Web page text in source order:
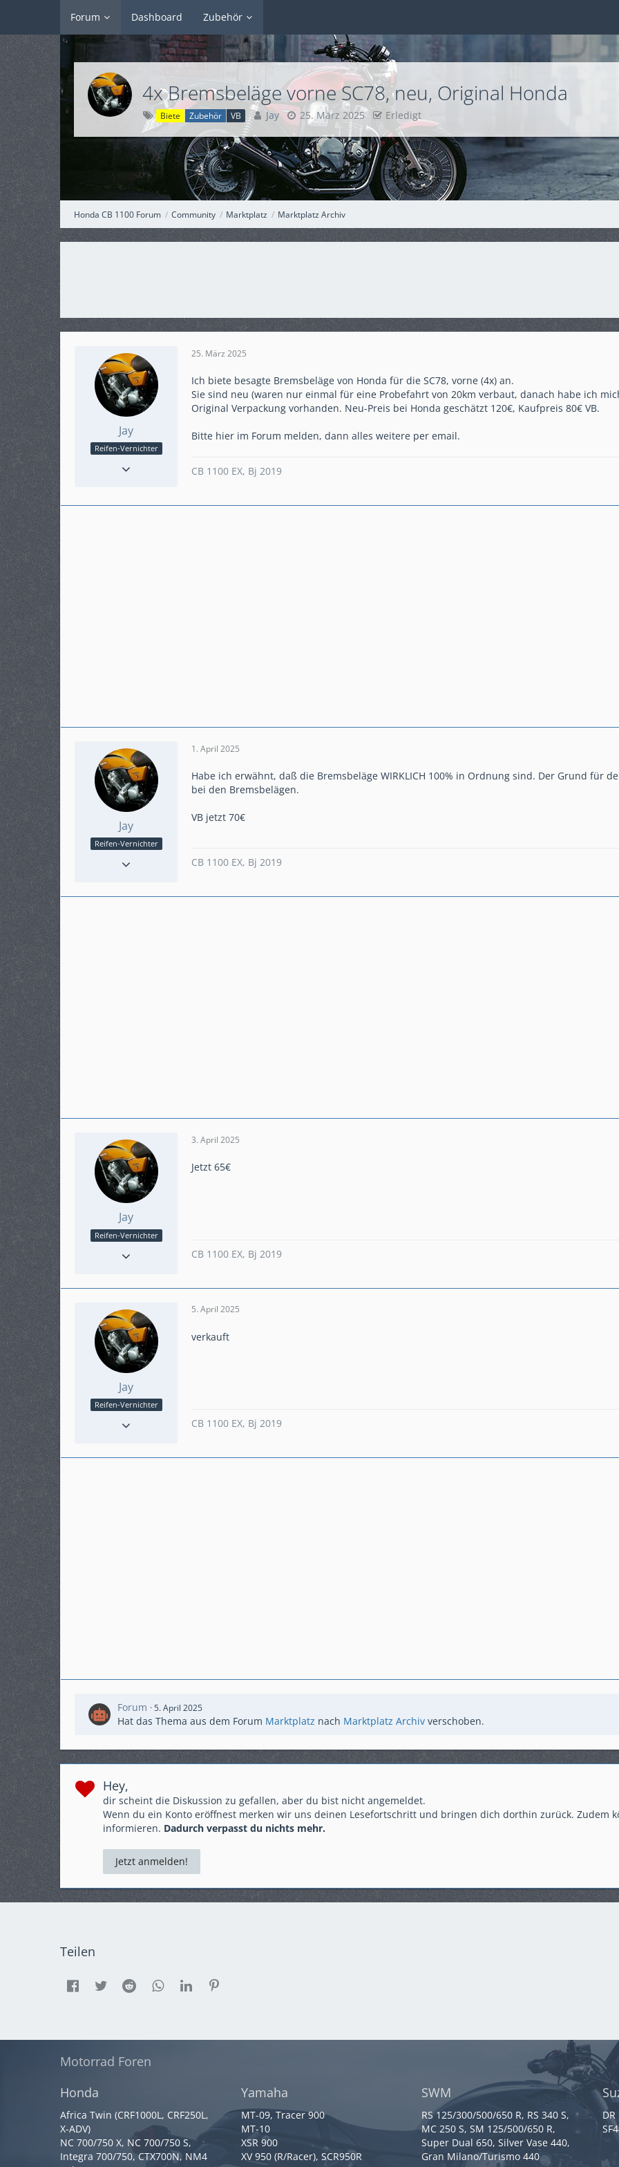
Forum Dashboard Zubehör
Honda CB 1100 Forum Community Marktplatz Marktplatz Archiv
4x Bremsbeläge vorne SC78, neu, Original Honda
Biete Zubehör VB Jay 25. März 2025 Erledigt
Jay
Reifen-Vernichter
Karteneintrag
nein
25. März 2025
Ich biete besagte Bremsbeläge von Honda für die SC78, vorne (4x) an.
Sie sind neu (waren nur einmal für eine Probefahrt von 20km verbaut, danach habe ich
Original Verpackung vorhanden. Neu-Preis bei Honda geschätzt 120€, Kaufpreis 80€ VB.
Bitte hier im Forum melden, dann alles weitere per email.
CB 1100 EX, Bj 2019
Jay
Reifen-Vernichter
1. April 2025
Habe ich erwähnt, daß die Bremsbeläge WIRKLICH 100% in Ordnung sind. Der Grund für
bei den Bremsbelägen.
VB jetzt 70€
CB 1100 EX, Bj 2019
Jay
Reifen-Vernichter
3. April 2025
Jetzt 65€
CB 1100 EX, Bj 2019
Jay
Reifen-Vernichter
5. April 2025
verkauft
CB 1100 EX, Bj 2019
Forum 5. April 2025
Hat das Thema aus dem Forum Marktplatz nach Marktplatz Archiv verschoben.
Hey,
dir scheint die Diskussion zu gefallen, aber du bist nicht angemeldet.
Wenn du ein Konto eröffnest merken wir uns deinen Lesefortschritt und bringen dich dorthin zurück. Zudem
informieren. Dadurch verpasst du nichts mehr.
Jetzt anmelden!
Teilen
Motorrad Foren
Honda
Africa Twin (CRF1000L, CRF250L,
X-ADV)
NC 700/750 X, NC 700/750 S,
Integra 700/750, CTX700N, NM4
Yamaha
MT-09, Tracer 900
MT-10
XSR 900
XV 950 (R/Racer), SCR950R
SWM
RS 125/300/500/650 R, RS 340 S,
MC 250 S, SM 125/500/650 R,
Super Dual 650, Silver Vase 440,
Gran Milano/Turismo 440
DR